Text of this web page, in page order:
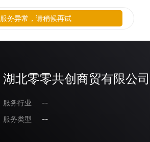
湖北零零共创商贸有限公司
服务行业
--
服务类型
--
服务异常，请稍候再试